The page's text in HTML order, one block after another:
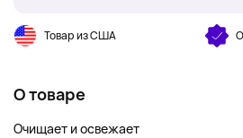
Товар из США
О товаре
Очищает и освежает